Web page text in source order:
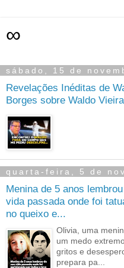
∞
sábado, 15 de
Revelações Inéditas de
Borges sobre Waldo
quarta-feira, 5 de
Menina de 5 anos
vida passada onde foi
no queixo e...
Olivia, uma
um medo
gritos e
prepara pa...